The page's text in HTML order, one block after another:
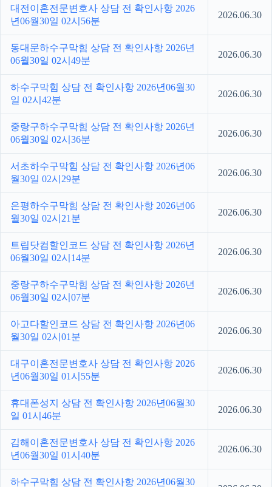
대전이혼전문변호사 상담 전 확인사항 2026
년06월30일 02시56분
2026.06.30
동대문하수구막힘 상담 전 확인사항 2026년
06월30일 02시49분
2026.06.30
하수구막힘 상담 전 확인사항 2026년06월30
일 02시42분
2026.06.30
중랑구하수구막힘 상담 전 확인사항 2026년
06월30일 02시36분
2026.06.30
서초하수구막힘 상담 전 확인사항 2026년06
월30일 02시29분
2026.06.30
은평하수구막힘 상담 전 확인사항 2026년06
월30일 02시21분
2026.06.30
트립닷컴할인코드 상담 전 확인사항 2026년
06월30일 02시14분
2026.06.30
중랑구하수구막힘 상담 전 확인사항 2026년
06월30일 02시07분
2026.06.30
아고다할인코드 상담 전 확인사항 2026년06
월30일 02시01분
2026.06.30
대구이혼전문변호사 상담 전 확인사항 2026
년06월30일 01시55분
2026.06.30
휴대폰성지 상담 전 확인사항 2026년06월30
일 01시46분
2026.06.30
김해이혼전문변호사 상담 전 확인사항 2026
년06월30일 01시40분
2026.06.30
하수구막힘 상담 전 확인사항 2026년06월30